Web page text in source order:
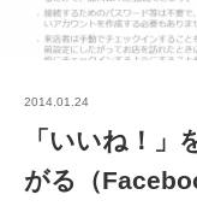
2014.01.24
「いいね！
がる（